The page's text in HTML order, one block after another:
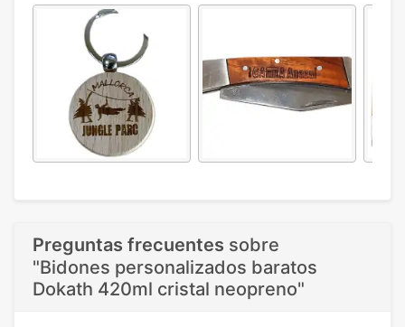
Preguntas frecuentes sobre
"Bidones personalizados baratos
Dokath 420ml cristal neopreno"